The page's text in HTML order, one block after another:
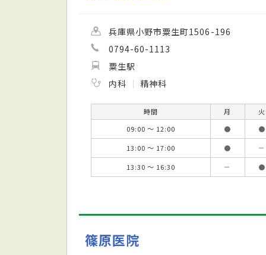
兵庫県小野市粟生町1506-196
0794-60-1113
粟生駅
内科
精神科
時間 月 火
09:00 ～ 12:00
● ●
13:00 ～ 17:00
● －
13:30 ～ 16:30
－ ●
篠原医院